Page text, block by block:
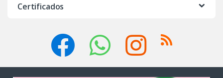
Certificados